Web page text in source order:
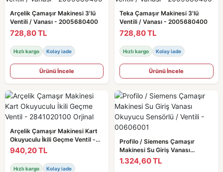
Arçelik Çamaşır Makinesi 3'lü
Ventili / Vanası - 2005680400
728,80 TL
Hızlı kargo Kolay iade
Ürünü İncele
Teka Çamaşır Makinesi 3'lü
Ventili / Vanası - 2005680400
728,80 TL
Hızlı kargo Kolay iade
Ürünü İncele
Arçelik Çamaşır Makinesi Kart
Okuyuculu İkili Geçme Ventil -
2841020100 Orjinal
940,20 TL
Hızlı kargo Kolay iade
Profilo / Siemens Çamaşır
Makinesi Su Giriş Vanası
Okuyucu Sensörlü / Ventili -
00606001
1.324,60 TL